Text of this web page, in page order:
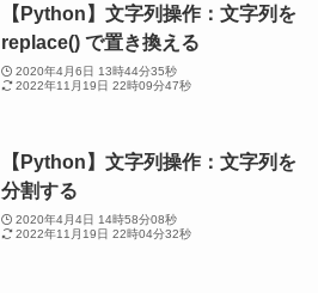
【Python】文字列操作：文字列を
replace() で置き換える
2020年4月6日 13時44分35秒
2022年11月19日 22時09分47秒
【Python】文字列操作：文字列を
分割する
2020年4月4日 14時58分08秒
2022年11月19日 22時04分32秒